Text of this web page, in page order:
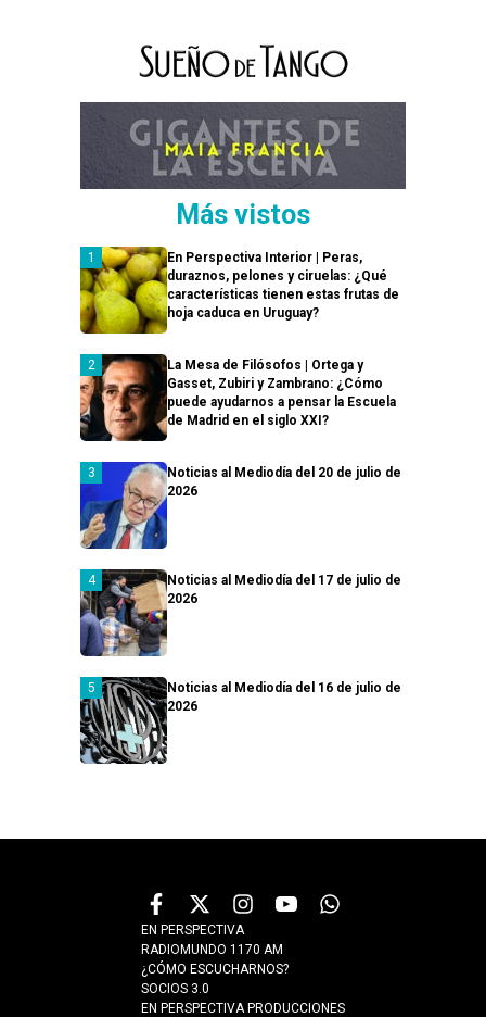
Más vistos
En Perspectiva Interior | Peras,
duraznos, pelones y ciruelas: ¿Qué
características tienen estas frutas de
hoja caduca en Uruguay?
La Mesa de Filósofos | Ortega y
Gasset, Zubiri y Zambrano: ¿Cómo
puede ayudarnos a pensar la Escuela
de Madrid en el siglo XXI?
Noticias al Mediodía del 20 de julio de
2026
Noticias al Mediodía del 17 de julio de
2026
Noticias al Mediodía del 16 de julio de
2026
EN PERSPECTIVA
RADIOMUNDO 1170 AM
¿CÓMO ESCUCHARNOS?
SOCIOS 3.0
EN PERSPECTIVA PRODUCCIONES